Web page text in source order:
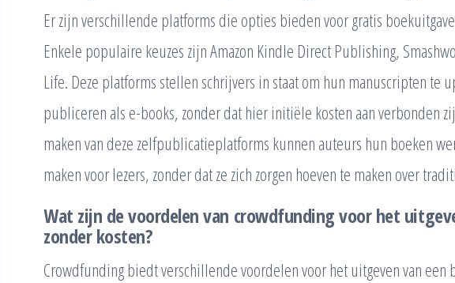
Er zijn verschillende platforms die opties bieden voor gratis
Enkele populaire keuzes zijn Amazon Kindle Direct Publishing,
Life. Deze platforms stellen schrijvers in staat om hun manuscripten te
publiceren als e-books, zonder dat hier initiële kosten aan verbonden
maken van deze zelfpublicatieplatforms kunnen auteurs hun boeken
maken voor lezers, zonder dat ze zich zorgen hoeven te maken over
Wat zijn de voordelen van crowdfunding voor het
zonder kosten?
Crowdfunding biedt verschillende voordelen voor het uitgeven van een